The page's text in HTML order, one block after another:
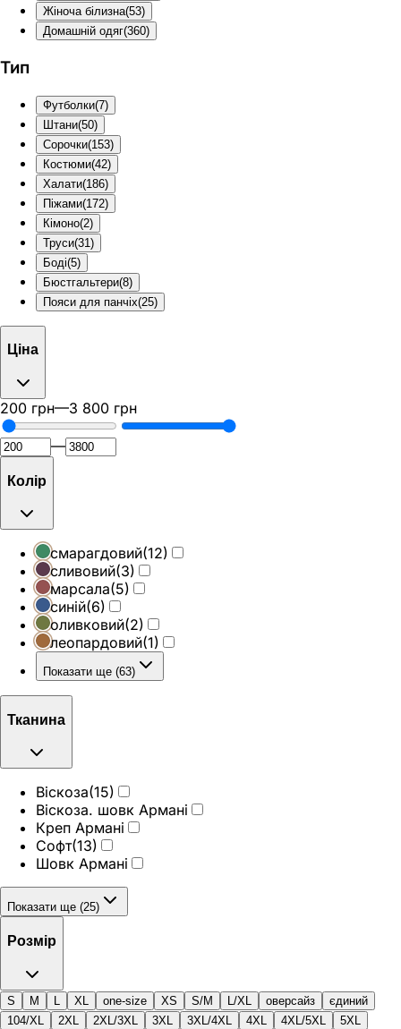
Жіноча білизна(53)
Домашній одяг(360)
Тип
Футболки(7)
Штани(50)
Сорочки(153)
Костюми(42)
Халати(186)
Піжами(172)
Кімоно(2)
Труси(31 )
Боді(5)
Бюстгальтери(8)
Пояси для панчіх(25)
Ціна
200 грн—3 800 грн
—
Колір
смарагдовий(12)
сливовий(3)
марсала(5)
синій(6)
оливковий(2)
леопардовий(1)
Показати ще (63)
Тканина
Віскоза(15)
Віскоза. шовк Армані
Креп Армані
Софт(13)
Шовк Армані
Показати ще (25)
Розмір
S M L XL one-size XS S/M L/XL оверсайз
єдиний
104/XL
2XL 2XL/3XL 3XL 3XL/4XL 4XL 4XL/5XL
5XL